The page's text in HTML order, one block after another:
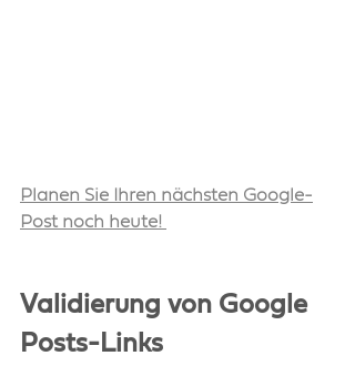
Planen Sie Ihren nächsten Google-
Post noch heute!
Validierung von Google
Posts-Links